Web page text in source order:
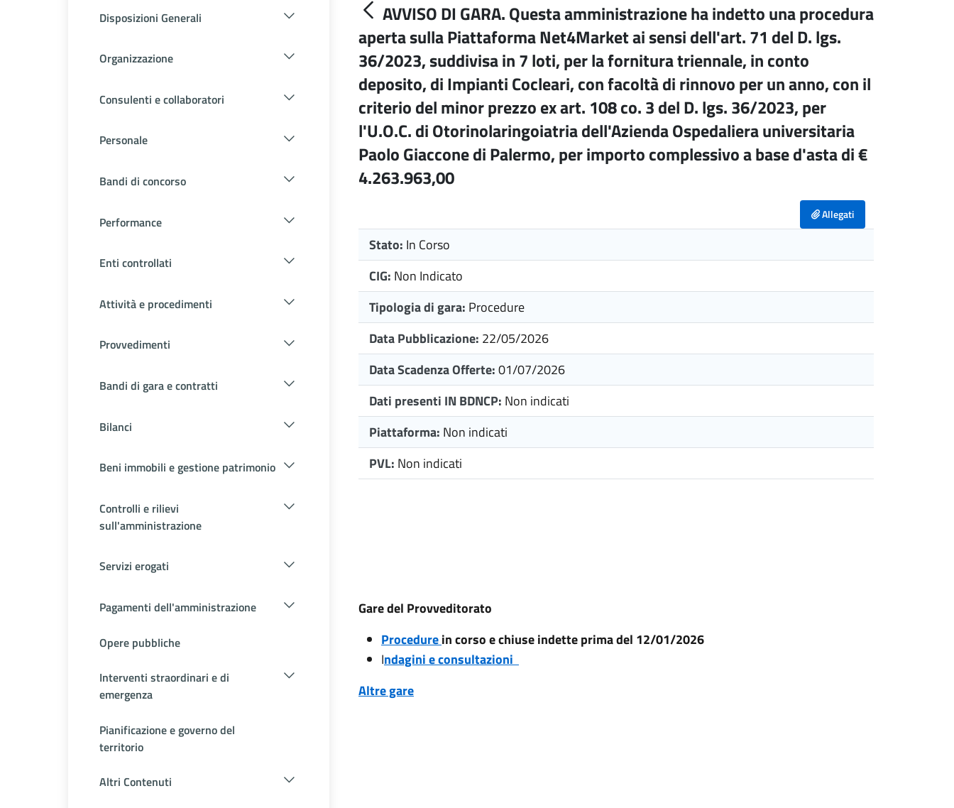
Disposizioni Generali
Organizzazione
Consulenti e collaboratori
Personale
Bandi di concorso
Performance
Enti controllati
Attività e procedimenti
Provvedimenti
Bandi di gara e contratti
Bilanci
Beni immobili e gestione patrimonio
Controlli e rilievi
sull'amministrazione
Servizi erogati
Pagamenti dell'amministrazione
Opere pubbliche
Interventi straordinari e di
emergenza
Pianificazione e governo del
territorio
Altri Contenuti
AVVISO DI GARA. Questa amministrazione ha indetto una procedura
aperta sulla Piattaforma Net4Market ai sensi dell'art. 71 del D. lgs.
36/2023, suddivisa in 7 loti, per la fornitura triennale, in conto
deposito, di Impianti Cocleari, con facoltà di rinnovo per un anno, con il
criterio del minor prezzo ex art. 108 co. 3 del D. lgs. 36/2023, per
l'U.O.C. di Otorinolaringoiatria dell'Azienda Ospedaliera universitaria
Paolo Giaccone di Palermo, per importo complessivo a base d'asta di €
4.263.963,00
Allegati
Stato: In Corso
CIG: Non Indicato
Tipologia di gara: Procedure
Data Pubblicazione: 22/05/2026
Data Scadenza Offerte:01/07/2026
Dati presenti IN BDNCP: Non indicati
Piattaforma: Non indicati
PVL: Non indicati
Gare del Provveditorato
Procedurein corso e chiuse indette prima del 12/01/2026
Indagini e consultazioni
Altre gare